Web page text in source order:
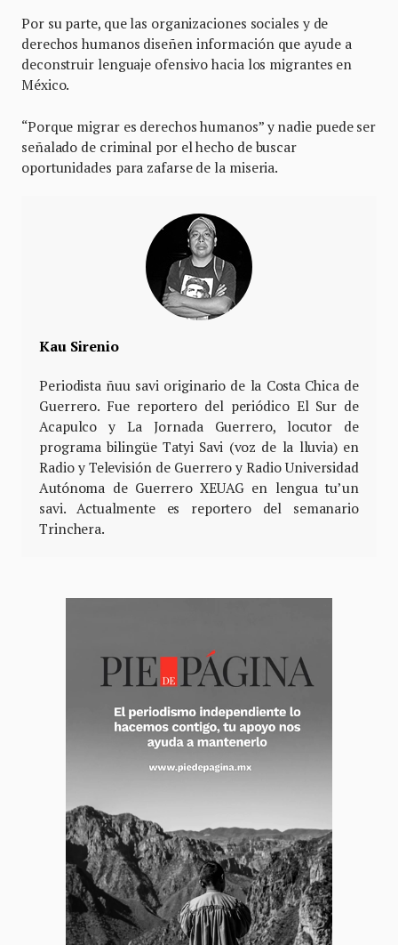
Por su parte, que las organizaciones sociales y de
derechos humanos diseñen información que ayude a
deconstruir lenguaje ofensivo hacia los migrantes en
México.
“Porque migrar es derechos humanos” y nadie puede ser
señalado de criminal por el hecho de buscar
oportunidades para zafarse de la miseria.
Kau Sirenio
Periodista ñuu savi originario de la Costa Chica de
Guerrero. Fue reportero del periódico El Sur de
Acapulco y La Jornada Guerrero, locutor de
programa bilingüe Tatyi Savi (voz de la lluvia) en
Radio y Televisión de Guerrero y Radio Universidad
Autónoma de Guerrero XEUAG en lengua tu’un
savi. Actualmente es reportero del semanario
Trinchera.